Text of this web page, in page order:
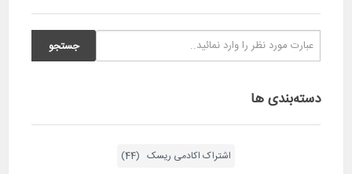
دسته‌بندی ها
اشتراک اکادمی ریسک (44)